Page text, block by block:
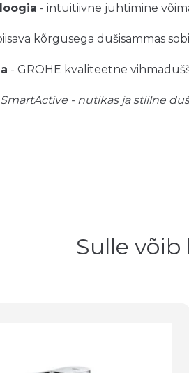
- intuitiivne juhtimine
kõrgusega dušisammas
- GROHE kvaliteetne
- nutikas ja stiilne
Sulle